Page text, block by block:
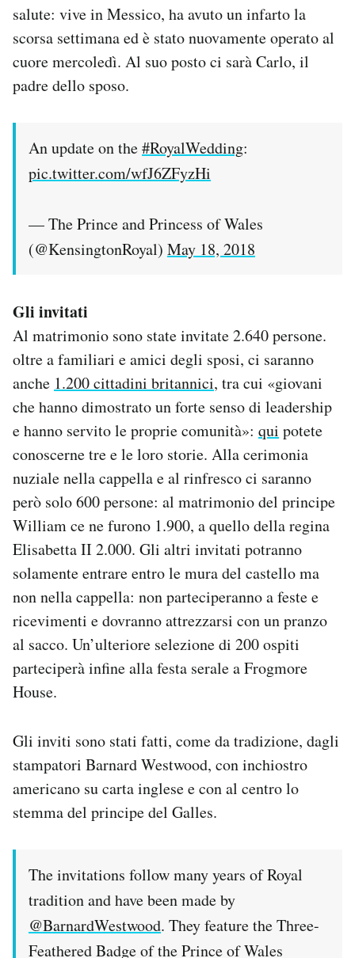
salute: vive in Messico, ha avuto un infarto la
scorsa settimana ed è stato nuovamente operato al
cuore mercoledì. Al suo posto ci sarà Carlo, il
padre dello sposo.
An update on the#RoyalWedding:
pic.twitter.com/wfJ6ZFyzHi
— The Prince and Princess of Wales
(@KensingtonRoyal) May 18, 2018
Gli invitati
Al matrimonio sono state invitate 2.640 persone.
oltre a familiari e amici degli sposi, ci saranno
anche 1.200 cittadini britannici, tra cui «giovani
che hanno dimostrato un forte senso di leadership
e hanno servito le proprie comunità»: qui potete
conoscerne tre e le loro storie. Alla cerimonia
nuziale nella cappella e al rinfresco ci saranno
però solo 600 persone: al matrimonio del principe
William ce ne furono 1.900, a quello della regina
Elisabetta II 2.000. Gli altri invitati potranno
solamente entrare entro le mura del castello ma
non nella cappella: non parteciperanno a feste e
ricevimenti e dovranno attrezzarsi con un pranzo
al sacco. Un’ulteriore selezione di 200 ospiti
parteciperà infine alla festa serale a Frogmore
House.
Gli inviti sono stati fatti, come da tradizione, dagli
stampatori Barnard Westwood, con inchiostro
americano su carta inglese e con al centro lo
stemma del principe del Galles.
The invitations follow many years of Royal
tradition and have been made by
@BarnardWestwood. They feature the Three-
Feathered Badge of the Prince of Wales